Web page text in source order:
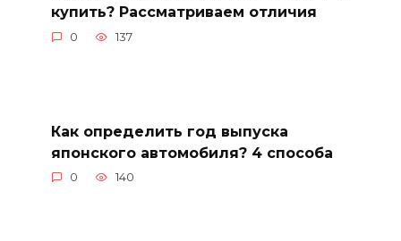
купить? Рассматриваем отличия
0 137
Как определить год выпуска
японского автомобиля? 4 способа
0 140